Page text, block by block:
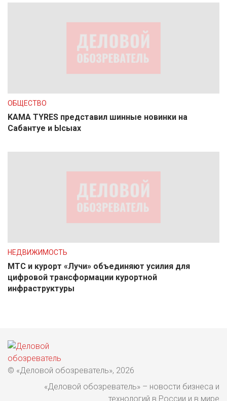
ОБЩЕСТВО
KAMA TYRES представил шинные новинки на
Сабантуе и Ысыах
НЕДВИЖИМОСТЬ
МТС и курорт «Лучи» объединяют усилия для
цифровой трансформации курортной
инфраструктуры
© «Деловой обозреватель», 2026
«Деловой обозреватель» – новости бизнеса и
технологий в России и в мире